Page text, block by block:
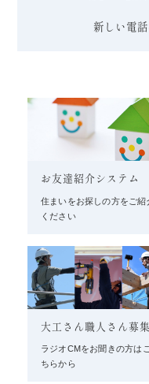
新しい電
お友達紹介システム
住まいをお探しの方をご紹
ください
大工さん職人さん募集
ラジオCMをお聞きの方はこ
ちらから